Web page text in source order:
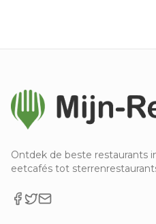
Ontdek de beste restaurants
eetcafés tot